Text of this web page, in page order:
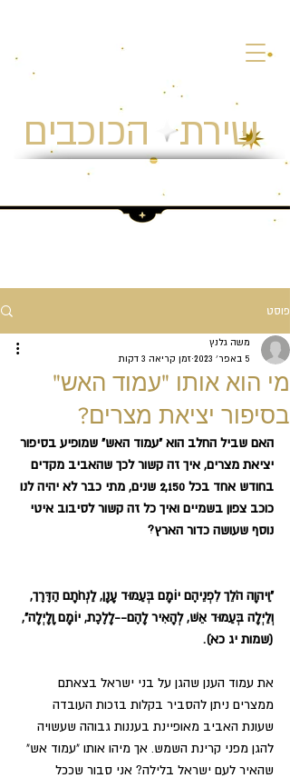
שירת הכוכבים
חווית אסטרונומיה ומצפה כוכבים
פוסט
מי הוא אותו "עמוד האש"
בסיפור יציאת מצרים?
משה גלנץ
5 באפר׳ 2023
זמן קריאה 3 דקות
האם שביל החלב הוא "עמוד האש" שמופיע בסיפור
יציאת מצרים, איך זה קשור לכך שהאביב מקדים
בחודש אחד בכל 2,150 שנים, מתי כבר לא יהיה לנו
כוכב צפון בשמיים ואיך כל זה קשור לסיבוב איטי
נוסף שעושה כדור הארץ?
"וַיהוָה הֹלֵךְ לִפְנֵיהֶם יוֹמָם בְּעַמּוּד עָנָן, לַנְחֹתָם הַדֶּרֶךְ,
וְלַיְלָה בְּעַמּוּד אֵשׁ, לְהָאִיר לָהֶם--לָלֶכֶת, יוֹמָם וָלָיְלָה",
(שמות יג כא).
את עמוד הענן שהגן על בני ישראל בצאתם
ממצרים ניתן להסביר בקלות בזכות העובדה
שעונת האביב מאופיינת בעננות גבוהה שעשויה
להגן מפני קרינת השמש. אך מיהו אותו "עמוד אש"
שהאיר לעם ישראל בלילה? אני סבור שככל